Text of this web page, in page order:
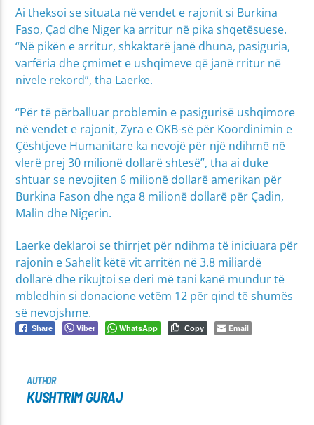
Ai theksoi se situata në vendet e rajonit si Burkina
Faso, Çad dhe Niger ka arritur në pika shqetësuese.
“Në pikën e arritur, shkaktarë janë dhuna, pasiguria,
varfëria dhe çmimet e ushqimeve që janë rritur në
nivele rekord”, tha Laerke.
“Për të përballuar problemin e pasigurisë ushqimore
në vendet e rajonit, Zyra e OKB-së për Koordinimin e
Çështjeve Humanitare ka nevojë për një ndihmë në
vlerë prej 30 milionë dollarë shtesë”, tha ai duke
shtuar se nevojiten 6 milionë dollarë amerikan për
Burkina Fason dhe nga 8 milionë dollarë për Çadin,
Malin dhe Nigerin.
Laerke deklaroi se thirrjet për ndihma të iniciuara për
rajonin e Sahelit këtë vit arritën në 3.8 miliardë
dollarë dhe rikujtoi se deri më tani kanë mundur të
mbledhin si donacione vetëm 12 për qind të shumës
së nevojshme.
Share Viber WhatsApp Copy Email
AUTHOR
KUSHTRIM GURAJ